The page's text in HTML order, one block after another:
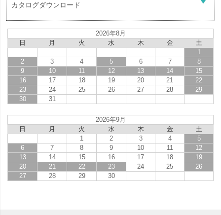
カタログダウンロード
2026年8月
日
月 火 水 木 金
土
1
2
3 4 5 6 7
8
9
10 11 12 13 14
15
16
17 18 19 20 21
22
23
24 25 26 27 28
29
30
31
2026年9月
日
月 火 水 木 金
土
1
2 3 4
5
6
7 8 9 10 11
12
13
14 15 16 17 18
19
20
21 22 23 24 25
26
27
28 29 30